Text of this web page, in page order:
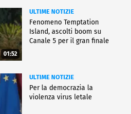
01:52
ULTIME NOTIZIE
Fenomeno Temptation
Island, ascolti boom su
Canale 5 per il gran finale
ULTIME NOTIZIE
Per la democrazia la
violenza virus letale